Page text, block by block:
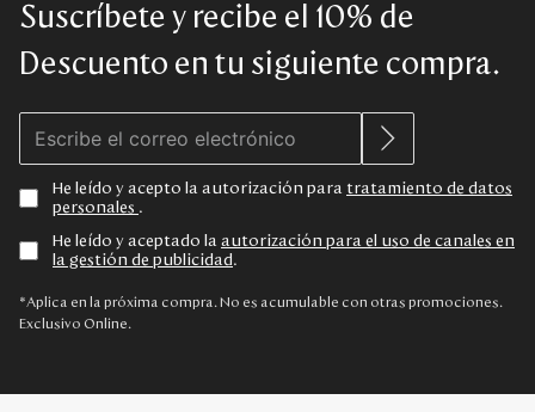
Suscríbete y recibe el 10% de
Descuento en tu siguiente compra.
He leído y acepto la autorización para tratamiento de datos
personales .
He leído y aceptado la autorización para el uso de canales en
la gestión de publicidad .
*Aplica en la próxima compra. No es acumulable con otras promociones.
Exclusivo Online.